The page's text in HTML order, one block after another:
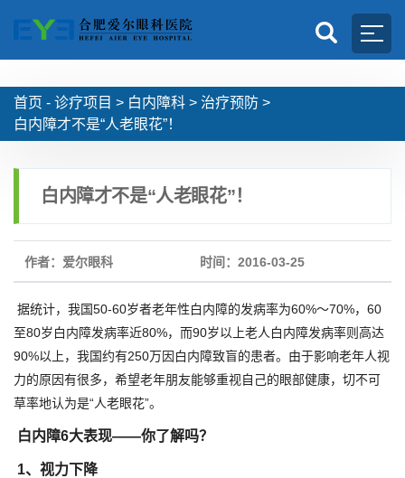
首页 - 诊疗项目 > 白内障科 > 治疗预防 >
白内障才不是“人老眼花”！
白内障才不是“人老眼花”！
作者：爱尔眼科 时间：2016-03-25
据统计，我国50-60岁者老年性白内障的发病率为60%～70%，60
至80岁白内障发病率近80%，而90岁以上老人白内障发病率则高达
90%以上，我国约有250万因白内障致盲的患者。由于影响老年人视
力的原因有很多，希望老年朋友能够重视自己的眼部健康，切不可
草率地认为是“人老眼花”。
白内障6大表现——你了解吗？
1、视力下降